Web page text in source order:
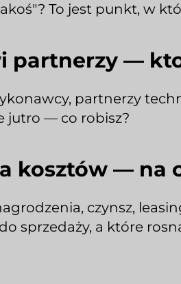
To jest punkt, w
partnerzy —
partnerzy
jutro — co robisz?
kosztów — na
czynsz,
sprzedaży, a które